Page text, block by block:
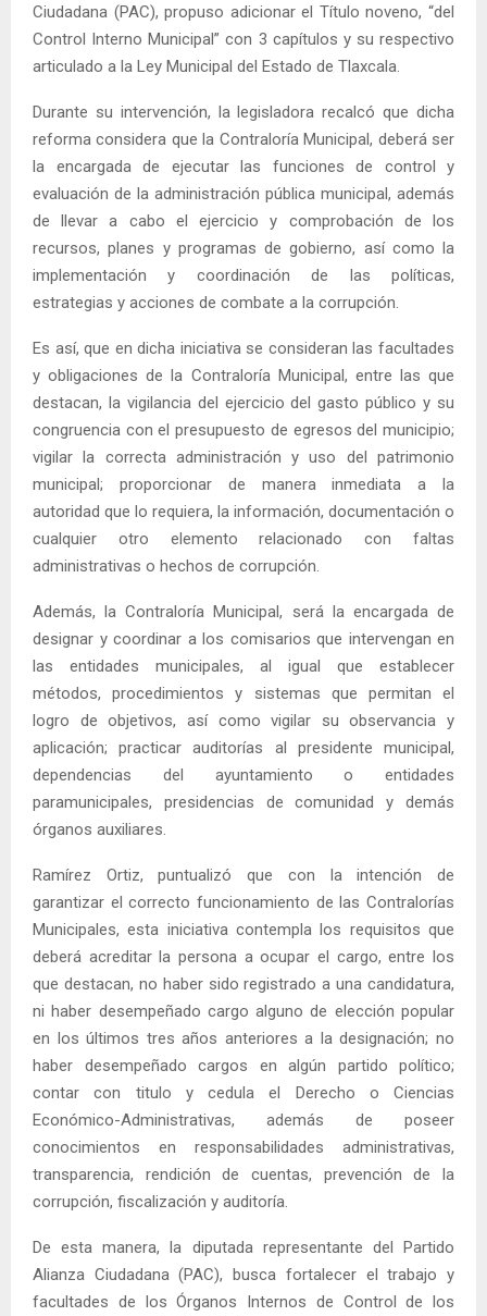
Ciudadana (PAC), propuso adicionar el Título noveno, “del
Control Interno Municipal” con 3 capítulos y su respectivo
articulado a la Ley Municipal del Estado de Tlaxcala.
Durante su intervención, la legisladora recalcó que dicha
reforma considera que la Contraloría Municipal, deberá ser
la encargada de ejecutar las funciones de control y
evaluación de la administración pública municipal, además
de llevar a cabo el ejercicio y comprobación de los
recursos, planes y programas de gobierno, así como la
implementación y coordinación de las políticas,
estrategias y acciones de combate a la corrupción.
Es así, que en dicha iniciativa se consideran las facultades
y obligaciones de la Contraloría Municipal, entre las que
destacan, la vigilancia del ejercicio del gasto público y su
congruencia con el presupuesto de egresos del municipio;
vigilar la correcta administración y uso del patrimonio
municipal; proporcionar de manera inmediata a la
autoridad que lo requiera, la información, documentación o
cualquier otro elemento relacionado con faltas
administrativas o hechos de corrupción.
Además, la Contraloría Municipal, será la encargada de
designar y coordinar a los comisarios que intervengan en
las entidades municipales, al igual que establecer
métodos, procedimientos y sistemas que permitan el
logro de objetivos, así como vigilar su observancia y
aplicación; practicar auditorías al presidente municipal,
dependencias del ayuntamiento o entidades
paramunicipales, presidencias de comunidad y demás
órganos auxiliares.
Ramírez Ortiz, puntualizó que con la intención de
garantizar el correcto funcionamiento de las Contralorías
Municipales, esta iniciativa contempla los requisitos que
deberá acreditar la persona a ocupar el cargo, entre los
que destacan, no haber sido registrado a una candidatura,
ni haber desempeñado cargo alguno de elección popular
en los últimos tres años anteriores a la designación; no
haber desempeñado cargos en algún partido político;
contar con titulo y cedula el Derecho o Ciencias
Económico-Administrativas, además de poseer
conocimientos en responsabilidades administrativas,
transparencia, rendición de cuentas, prevención de la
corrupción, fiscalización y auditoría.
De esta manera, la diputada representante del Partido
Alianza Ciudadana (PAC), busca fortalecer el trabajo y
facultades de los Órganos Internos de Control de los